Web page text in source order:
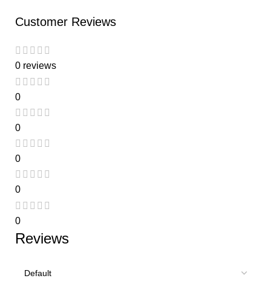
Customer Reviews
0 reviews
0
0
0
0
0
Reviews